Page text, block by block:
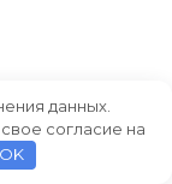
данных.
согласие на
OK